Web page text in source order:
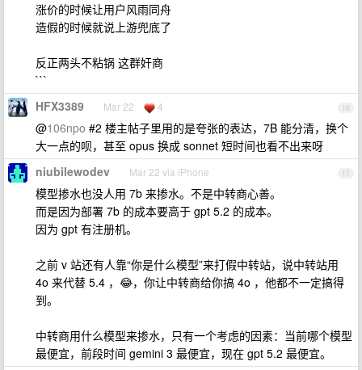
涨价的时候让用户风雨同舟
造假的时候就说上游兜底了
反正两头不粘锅 这群奸商
```
16
HFX3389 Mar 22 4
@106npo #2 楼主帖子里用的是夸张的表达，7B 能分清，换个
大一点的呗，甚至 opus 换成 sonnet 短时间也看不出来呀
17
niubilewodev Mar 22 via iPhone
模型掺水也没人用 7b 来掺水。不是中转商心善。
而是因为部署 7b 的成本要高于 gpt 5.2 的成本。
因为 gpt 有注册机。
之前 v 站还有人靠“你是什么模型”来打假中转站，说中转站用
4o 来代替 5.4 ，😂，你让中转商给你搞 4o ，他都不一定搞得
到。
中转商用什么模型来掺水，只有一个考虑的因素：当前哪个模型
最便宜，前段时间 gemini 3 最便宜，现在 gpt 5.2 最便宜。